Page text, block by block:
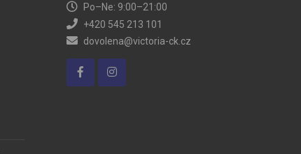
Po–Ne: 9:00–21:00
+420 545 213 101
dovolena@victoria-ck.cz